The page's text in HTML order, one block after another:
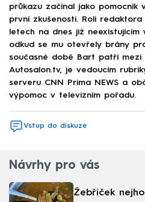
průkazu začínal jako pomocník
první zkušenosti. Roli
letech na dnes již neexistujícím
odkud se mu otevřely brány
současné době Bart patří
Autosalon.tv, je vedoucím
serveru CNN Prima NEWS a
výpomoc v televizním pořadu.
Vstup do diskuze
Návrhy pro vás
Žebříček